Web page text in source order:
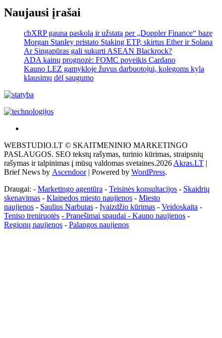
Naujausi įrašai
cbXRP gauna paskolą ir užstatą per „Doppler Finance“ bazę
Morgan Stanley pristato Staking ETP, skirtus Ether ir Solana
Ar Singapūras gali sukurti ASEAN Blackrock?
ADA kainų prognozė: FOMC poveikis Cardano
Kauno LEZ gamykloje žuvus darbuotojui, kolegoms kyla
klausimų dėl saugumo
tai
žemės
ploto
matavimo
Pagrindinis
WEBSTUDIO.LT © SKAITMENINIO MARKETINGO
PASLAUGOS. SEO tekstų rašymas, turinio kūrimas, straipsnių
rašymas ir talpinimas į mūsų valdomas svetaines.2026Akras.LT
Brief News by Ascendoor| Powered by WordPress.
Draugai: - Marketingo agentūra - Teisinės konsultacijos - Skaidrių
skenavimas - Klaipedos miesto naujienos - Miesto
naujienos - Saulius Narbutas - Įvaizdžio kūrimas - Veidoskaita -
Teniso treniruotės - Pranešimai spaudai - Kauno naujienos -
Regionų naujienos - Palangos naujienos